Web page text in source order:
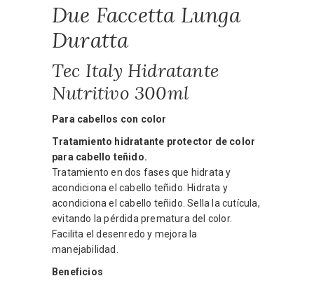
Due Faccetta Lunga
Duratta
Tec Italy Hidratante
Nutritivo 300ml
Para cabellos con color
Tratamiento hidratante protector de color
para cabello teñido.
Tratamiento en dos fases que hidrata y
acondiciona el cabello teñido. Hidrata y
acondiciona el cabello teñido. Sella la cutícula,
evitando la pérdida prematura del color.
Facilita el desenredo y mejora la
manejabilidad.
Beneficios